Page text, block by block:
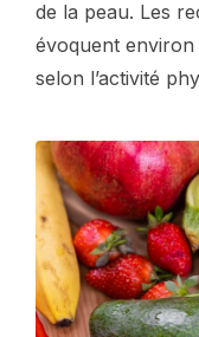
de la peau. Les
évoquent
selon l’activité